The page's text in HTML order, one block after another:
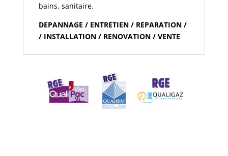
bains, sanitaire.
DEPANNAGE / ENTRETIEN / REPARATION /
/ INSTALLATION / RENOVATION / VENTE